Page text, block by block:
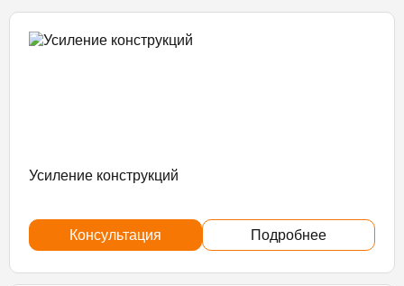
Усиление конструкций
Консультация Подробнее